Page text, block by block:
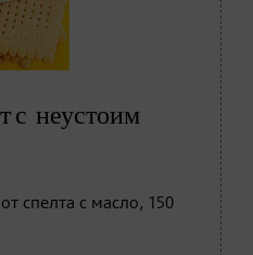
с неустоим
спелта с масло, 150